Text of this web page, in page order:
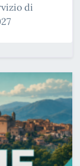
di